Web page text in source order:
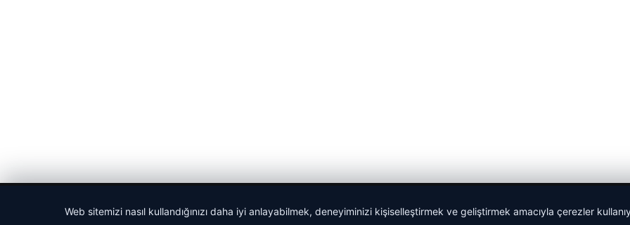
Web sitemizi nasıl kullandığınızı daha iyi anlayabilmek, deneyiminizi kişiselleştirmek ve geliştirmek amacıyla çerezler